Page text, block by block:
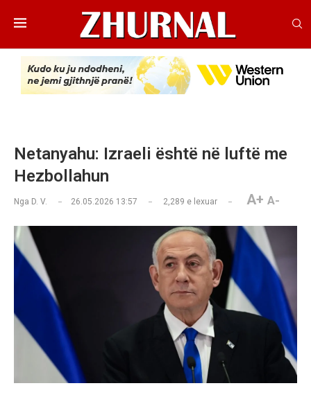
Netanyahu: Izraeli është në luftë me
Hezbollahun
Nga D. V. 26.05.2026 13:57 2,289 e lexuar A+ A-